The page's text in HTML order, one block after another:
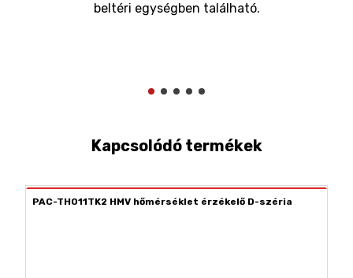
beltéri egységben található.
Kapcsolódó termékek
PAC-TH011TK2 HMV hőmérséklet érzékelő D-széria